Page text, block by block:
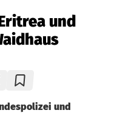
und
und